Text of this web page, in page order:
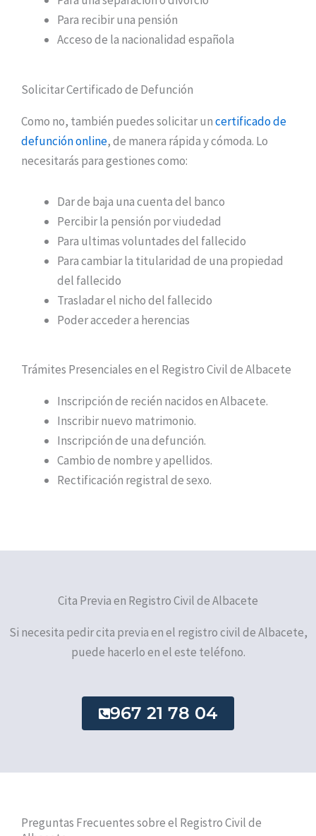
Para recibir una pensión
Acceso de la nacionalidad española
Solicitar Certificado de Defunción
Como no, también puedes solicitar uncertificado de
defunción online, de manera rápida y cómoda. Lo
necesitarás para gestiones como:
Dar de baja una cuenta del banco
Percibir la pensión por viudedad
Para ultimas voluntades del fallecido
Para cambiar la titularidad de una propiedad
del fallecido
Trasladar el nicho del fallecido
Poder acceder a herencias
Trámites Presenciales en el Registro Civil de Albacete
Inscripción de recién nacidos en Albacete.
Inscribir nuevo matrimonio.
Inscripción de una defunción.
Cambio de nombre y apellidos.
Rectificación registral de sexo.
Cita Previa en Registro Civil de Albacete
Si necesita pedir cita previa en el registro civil de Albacete,
puede hacerlo en el este teléfono.
967 21 78 04
Preguntas Frecuentes sobre el Registro Civil de